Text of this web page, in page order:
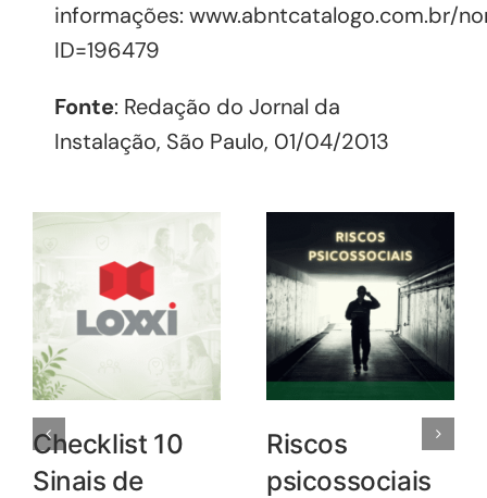
informações: www.abntcatalogo.com.br/
ID=196479
Fonte: Redação do Jornal da
Instalação, São Paulo, 01/04/2013
Checklist 10
Sinais de
Riscos
psicossociais